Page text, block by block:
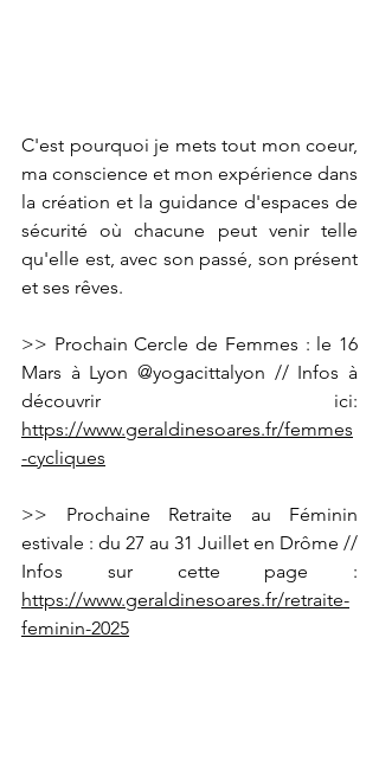
C'est pourquoi je mets tout mon coeur,
ma conscience et mon expérience dans
la création et la guidance d'espaces de
sécurité où chacune peut venir telle
qu'elle est, avec son passé, son présent
et ses rêves.
>> Prochain Cercle de Femmes : le 16
Mars à Lyon @yogacittalyon // Infos à
https://www.geraldinesoares.fr/femmes
-cycliques
>> Prochaine Retraite au Féminin
estivale : du 27 au 31 Juillet en Drôme //
https://www.geraldinesoares.fr/retraite-
feminin-2025